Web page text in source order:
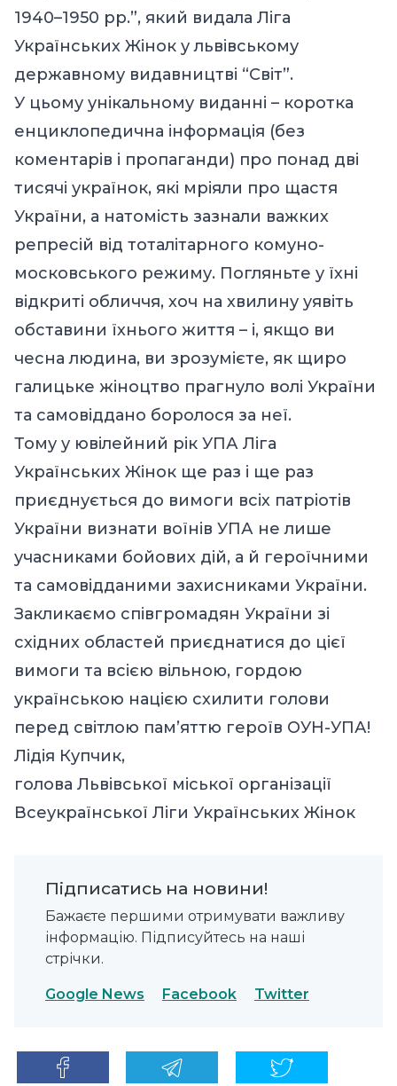
1940–1950 рр.”, який видала Ліга
Українських Жінок у львівському
державному видавництві “Світ”.
У цьому унікальному виданні – коротка
енциклопедична інформація (без
коментарів і пропаганди) про понад дві
тисячі українок, які мріяли про щастя
України, а натомість зазнали важких
репресій від тоталітарного комуно-
московського режиму. Погляньте у їхні
відкриті обличчя, хоч на хвилину уявіть
обставини їхнього життя – і, якщо ви
чесна людина, ви зрозумієте, як щиро
галицьке жіноцтво прагнуло волі України
та самовіддано боролося за неї.
Тому у ювілейний рік УПА Ліга
Українських Жінок ще раз і ще раз
приєднується до вимоги всіх патріотів
України визнати воїнів УПА не лише
учасниками бойових дій, а й героїчними
та самовідданими захисниками України.
Закликаємо співгромадян України зі
східних областей приєднатися до цієї
вимоги та всією вільною, гордою
українською нацією схилити голови
перед світлою пам’яттю героїв ОУН-УПА!
Лідія Купчик,
голова Львівської міської організації
Всеукраїнської Ліги Українських Жінок
Підписатись на новини!
Бажаєте першими отримувати важливу
інформацію. Підписуйтесь на наші
стрічки.
Google News Facebook Twitter